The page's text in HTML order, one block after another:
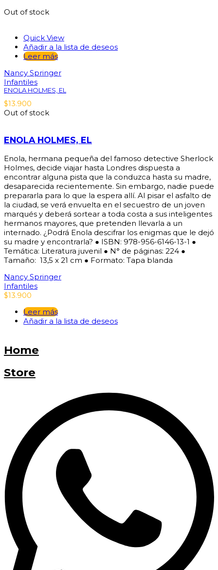
Out of stock
Quick View
Añadir a la lista de deseos
Leer más
Nancy Springer
Infantiles
ENOLA HOLMES, EL
$13.900
Out of stock
ENOLA HOLMES, EL
Enola, hermana pequeña del famoso detective Sherlock
Holmes, decide viajar hasta Londres dispuesta a
encontrar alguna pista que la conduzca hasta su madre,
desaparecida recientemente. Sin embargo, nadie puede
prepararla para lo que la espera allí. Al pisar el asfalto de
la ciudad, se verá envuelta en el secuestro de un joven
marqués y deberá sortear a toda costa a sus inteligentes
hermanos mayores, que pretenden llevarla a un
internado. ¿Podrá Enola descifrar los enigmas que le dejó
su madre y encontrarla? ● ISBN: 978-956-6146-13-1 ●
Temática: Literatura juvenil ● N° de páginas: 224 ●
Tamaño: 13,5 x 21 cm ● Formato: Tapa blanda
Nancy Springer
Infantiles
$13.900
Leer más
Añadir a la lista de deseos
Home
Store